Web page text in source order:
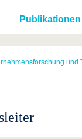
Publikationen
und